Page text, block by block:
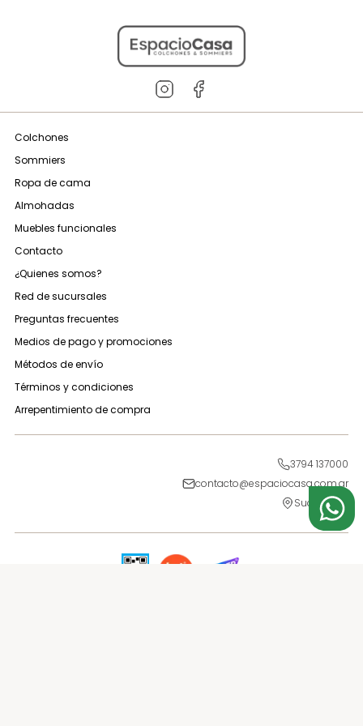
Colchones
Sommiers
Ropa de cama
Almohadas
Muebles funcionales
Contacto
¿Quienes somos?
Red de sucursales
Preguntas frecuentes
Medios de pago y promociones
Métodos de envío
Términos y condiciones
Arrepentimiento de compra
3794 137000
contacto@espaciocasa.com.ar
Sucursales